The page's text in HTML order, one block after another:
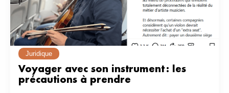
Juridique
Voyager avec son instrument : les
précautions à prendre